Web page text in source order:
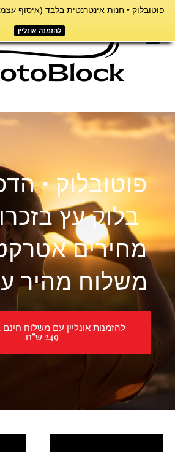
פוטובלוק • חנות אינטרנטית בלבד (איסוף
להזמנה אונליין
דילוג
תפריט
פוטובלוק •
בלוק עץ
מחירים
משלוח מהיר
להזמנות אונליין עם משלוח
249 ש”ח